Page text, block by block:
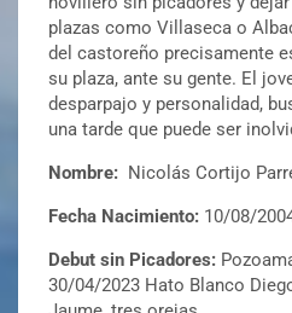
plazas como Villaseca o
del castoreño precisamente
su plaza, ante su gente. El
desparpajo y personalidad,
una tarde que puede ser
Nombre: Nicolás Cortijo
Fecha Nacimiento: 10/08/
Debut sin Picadores:
30/04/2023 Hato Blanco